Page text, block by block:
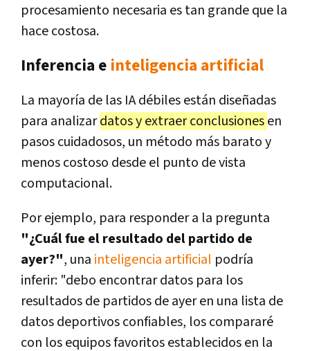
procesamiento necesaria es tan grande que la
hace costosa.
Inferencia e inteligencia artificial
La mayoría de las IA débiles están diseñadas
para analizardatos y extraer conclusionesen
pasos cuidadosos, un método más barato y
menos costoso desde el punto de vista
computacional.
Por ejemplo, para responder a la pregunta
"¿Cuál fue el resultado del partido de
ayer?", una inteligencia artificial podría
inferir: "debo encontrar datos para los
resultados de partidos de ayer en una lista de
datos deportivos confiables, los compararé
con los equipos favoritos establecidos en la